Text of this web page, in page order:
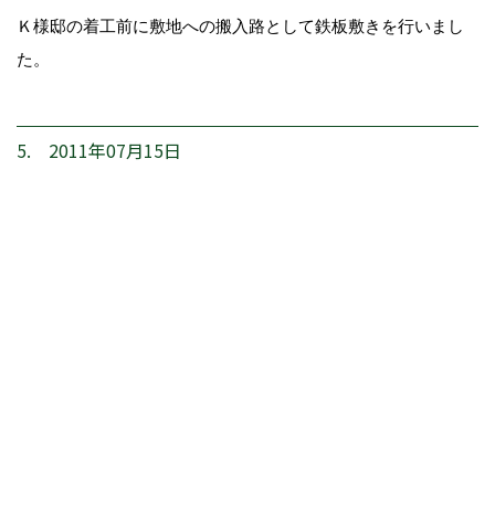
Ｋ様邸の着工前に敷地への搬入路として鉄板敷きを行いまし
た。
5. 2011年07月15日